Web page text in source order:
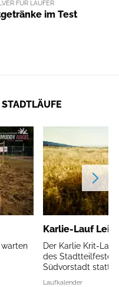
FÜR LÄUFER
im Test
warten
Karlie-Lauf
Der Karlie Krit-
des Stadtteilfestes
Südvorstadt statt.
Laufkalender